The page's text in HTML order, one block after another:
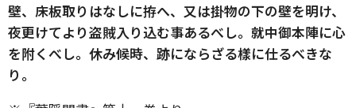
壁、床板取りはなしに拵へ、又は掛物の下の壁を明け、
夜更けてより盗賊入り込む事あるべし。就中御本陣に心
を附くべし。休み候時、跡にならざる樣に仕るべきな
り。